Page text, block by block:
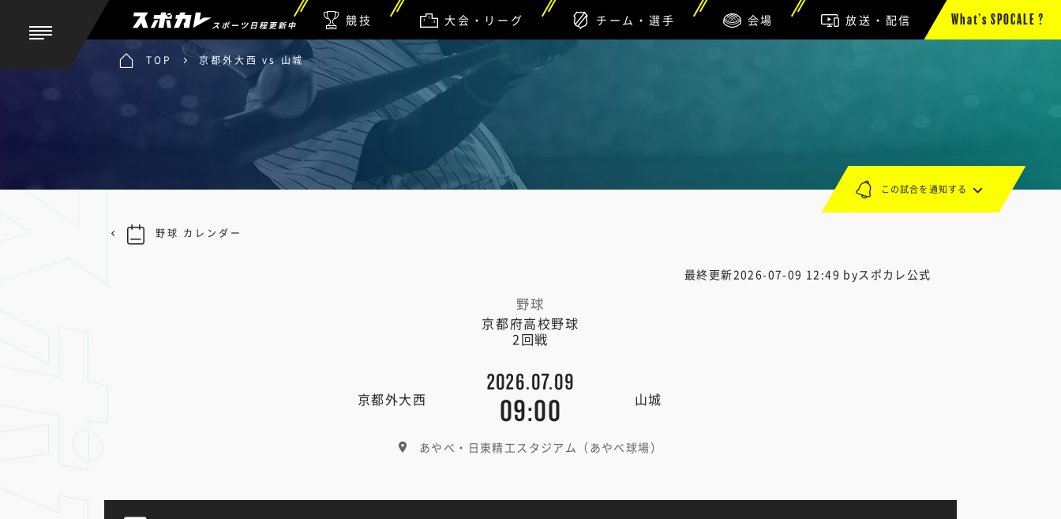
スポーツ日程更新中 競技 大会・リーグ チーム・選手 会場 放送・配信 What’s SPOCALE ?
TOP 京都外大西 vs 山城
最終更新2026-07-09 12:49 byスポカレ公式
野球
京都府高校野球
2回戦
京都外大西
2026.07.09
09:00 山城
あやべ・日東精工スタジアム（あやべ球場）
この試合を通知する
野球 カレンダー